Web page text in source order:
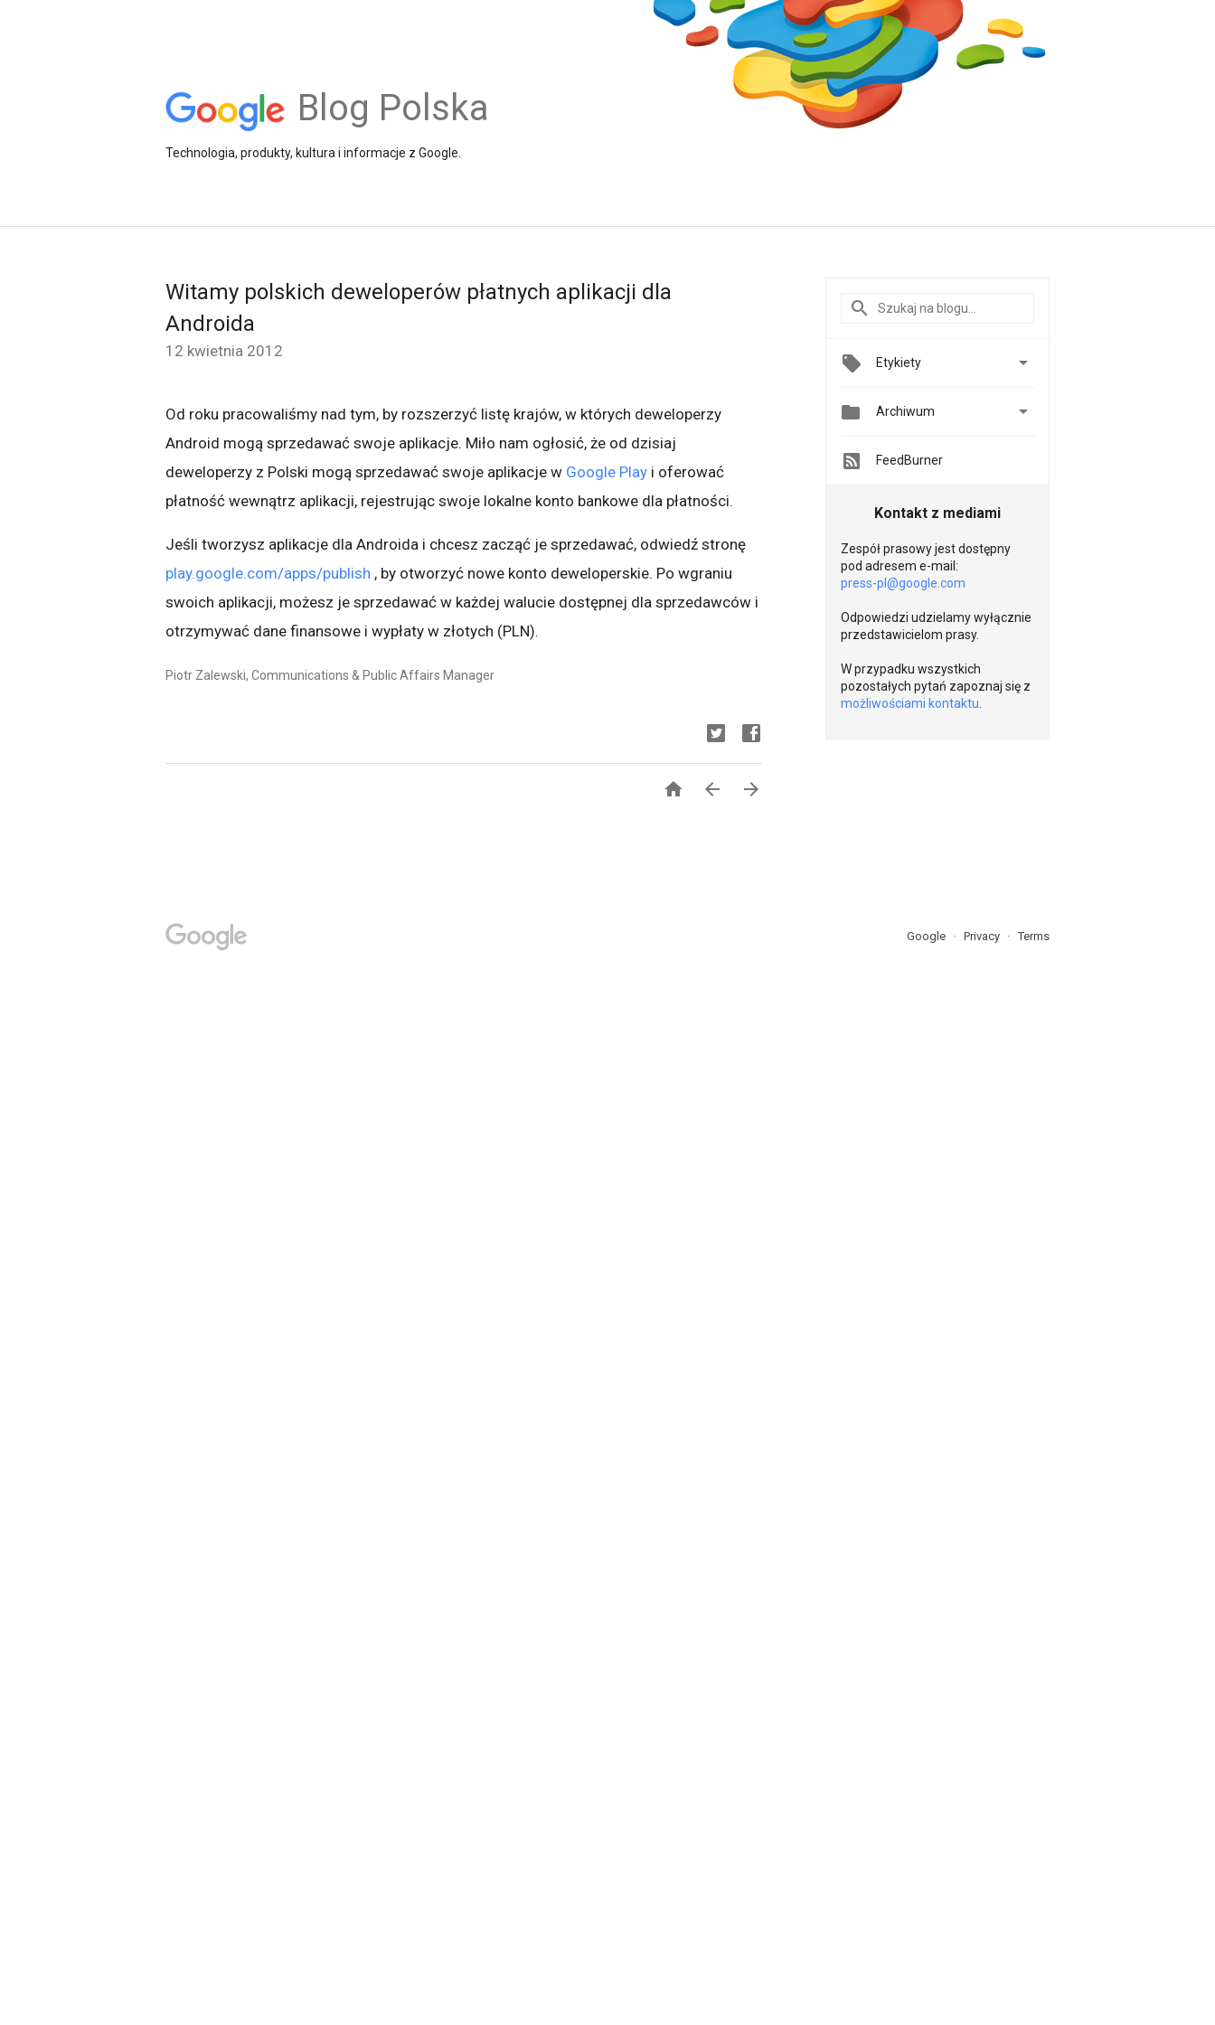
Blog Polska
Technologia, produkty, kultura i informacje z Google.
Witamy polskich deweloperów płatnych aplikacji dla
Androida
12 kwietnia 2012
Od roku pracowaliśmy nad tym, by rozszerzyć listę krajów, w których deweloperzy
Android mogą sprzedawać swoje aplikacje. Miło nam ogłosić, że od dzisiaj
deweloperzy z Polski mogą sprzedawać swoje aplikacje w Google Play i oferować
płatność wewnątrz aplikacji, rejestrując swoje lokalne konto bankowe dla płatności.
Jeśli tworzysz aplikacje dla Androida i chcesz zacząć je sprzedawać, odwiedź stronę
play.google.com/apps/publish , by otworzyć nowe konto deweloperskie. Po wgraniu
swoich aplikacji, możesz je sprzedawać w każdej walucie dostępnej dla sprzedawców i
otrzymywać dane finansowe i wypłaty w złotych (PLN).
Piotr Zalewski, Communications & Public Affairs Manager
  
Etykiety 
 Archiwum 
FeedBurner
Kontakt z mediami
Zespół prasowy jest dostępny
pod adresem e-mail:
press-pl@google.com
Odpowiedzi udzielamy wyłącznie
przedstawicielom prasy.
W przypadku wszystkich
pozostałych pytań zapoznaj się z
możliwościami kontaktu
Google Privacy Terms